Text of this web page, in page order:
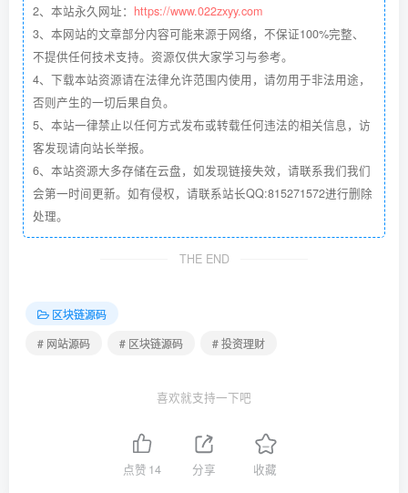
2、本站永久网址： https://www.022zxyy.com
3、本网站的文章部分内容可能来源于网络，不保证100%完整、
不提供任何技术支持。资源仅供大家学习与参考。
4、下载本站资源请在法律允许范围内使用，请勿用于非法用途，
否则产生的一切后果自负。
5、本站一律禁止以任何方式发布或转载任何违法的相关信息，访
客发现请向站长举报。
6、本站资源大多存储在云盘，如发现链接失效，请联系我们我们
会第一时间更新。如有侵权，请联系站长QQ:815271572进行删除
处理。
THE END
区块链源码
# 网站源码
# 区块链源码 # 投资理财
喜欢就支持一下吧
点赞 14 分享 收藏